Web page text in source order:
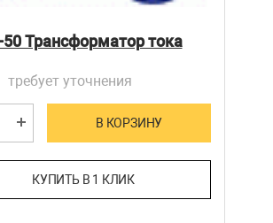
Трансформатор тока
требует уточнения
В КОРЗИНУ
КУПИТЬ В 1 КЛИК